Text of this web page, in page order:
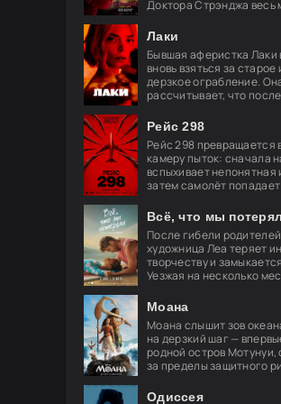
Доктора Стрэнджа весь
Он целиком посвящает
Лаки
Бывшая аферистка Лаки
вновь взяться за старое
дерзкое ограбление.
рассчитывает, что
навсегда порвать с
миром, но план
Рейс 298
Рейс 298 превращается
камеру пыток: сначала
вспыхивает непонятная
затем самолёт
странные огни — и это
Всё, что мы
После гибели
художница Леа теряет
творчеству и
Уезжая на несколько
друга Акселя
девушке.
Моана
Моана слышит зов
на дерзкий шаг —
родной остров Мотунуи,
за пределы защитного
Мауи, чья слава гремит
Одиссея